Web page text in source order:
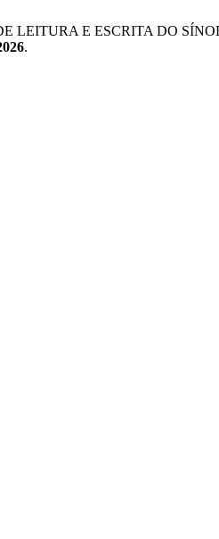
LEITURA E ESCRITA DO
.